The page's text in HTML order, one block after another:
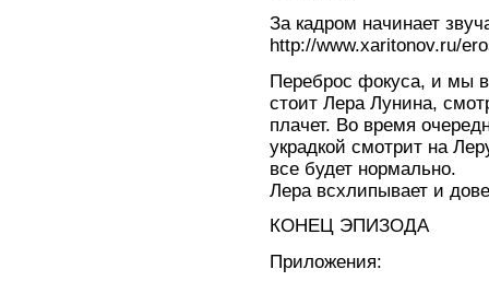
За кадром начинает
http://www.xaritonov.ru/
Переброс фокуса, и мы
стоит Лера Лунина,
плачет. Во время
украдкой смотрит на
все будет нормально.
Лера всхлипывает и
КОНЕЦ ЭПИЗОДА
Приложения: